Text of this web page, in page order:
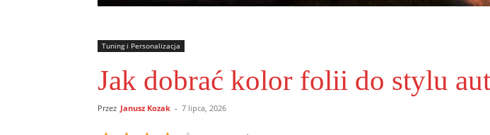
Tuning i Personalizacja
Jak dobrać kolor folii do stylu
Przez Janusz Kozak - 7 lipca, 2026